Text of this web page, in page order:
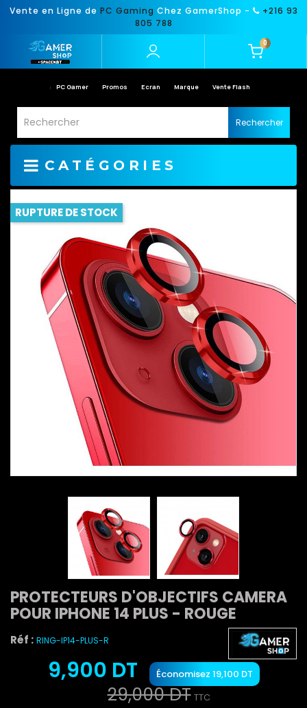
Vente en Ligne de PC Gaming Chez GamerShop -
+216 93
805 788
0
PC Gamer Promos Ecran Marque Vente Flash
Rechercher
CATÉGORIES
RUPTURE DE STOCK
PROTECTEURS D'OBJECTIFS CAMERA
POUR IPHONE 14 PLUS - ROUGE
Réf : RING-IP14-PLUS-R
9,900 DT Économisez 19,100 DT
29,000 DT TTC